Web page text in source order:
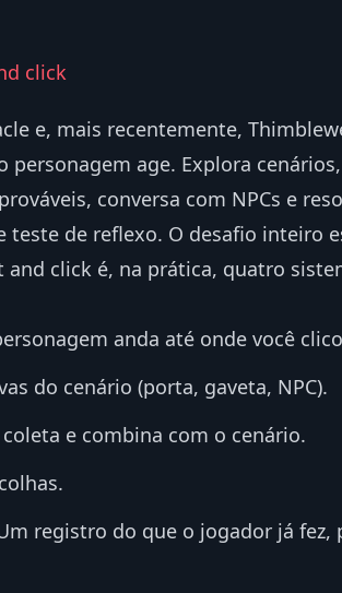
click
e, mais recentemente,
personagem age. Explora
conversa com NPCs e
de reflexo. O desafio inteiro
click é, na prática, quatro
anda até onde você
do cenário (porta, gaveta, NPC).
e combina com o cenário.
registro do que o jogador já fez,